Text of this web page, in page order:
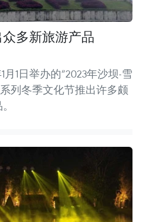
多新旅游产品
月1日举办的“2023年沙坝-雪
列冬季文化节推出许多颇